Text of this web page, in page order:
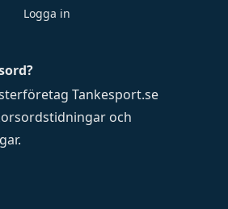
Tankesport.se
och
.
Logga in